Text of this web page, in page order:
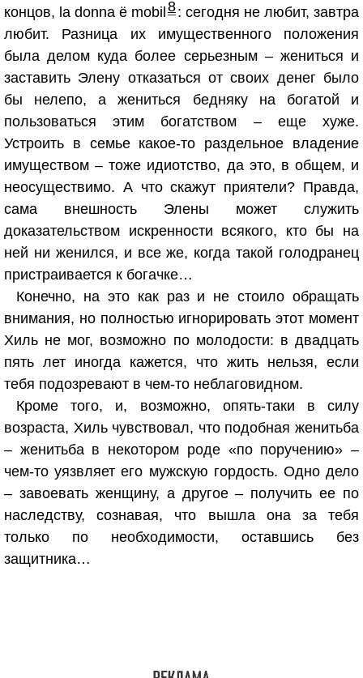
концов, la donna ё mobil 8: сегодня не любит, завтра
любит. Разница их имущественного положения
была делом куда более серьезным – жениться и
заставить Элену отказаться от своих денег было
бы нелепо, а жениться бедняку на богатой и
пользоваться этим богатством – еще хуже.
Устроить в семье какое-то раздельное владение
имуществом – тоже идиотство, да это, в общем, и
неосуществимо. А что скажут приятели? Правда,
сама внешность Элены может служить
доказательством искренности всякого, кто бы на
ней ни женился, и все же, когда такой голодранец
пристраивается к богачке…
Конечно, на это как раз и не стоило обращать
внимания, но полностью игнорировать этот момент
Хиль не мог, возможно по молодости: в двадцать
пять лет иногда кажется, что жить нельзя, если
тебя подозревают в чем-то неблаговидном.
Кроме того, и, возможно, опять-таки в силу
возраста, Хиль чувствовал, что подобная женитьба
– женитьба в некотором роде «по поручению» –
чем-то уязвляет его мужскую гордость. Одно дело
– завоевать женщину, а другое – получить ее по
наследству, сознавая, что вышла она за тебя
только по необходимости, оставшись без
защитника…